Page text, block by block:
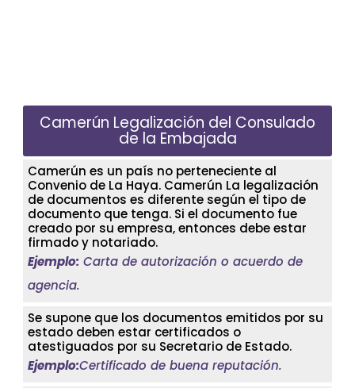
Camerún Legalización del Consulado
de la Embajada
Camerún es un país no perteneciente al
Convenio de La Haya. Camerún La legalización
de documentos es diferente según el tipo de
documento que tenga. Si el documento fue
creado por su empresa, entonces debe estar
firmado y notariado.
Ejemplo: Carta de autorización o acuerdo de
agencia.
Se supone que los documentos emitidos por su
estado deben estar certificados o
atestiguados por su Secretario de Estado.
Ejemplo:Certificado de buena reputación.